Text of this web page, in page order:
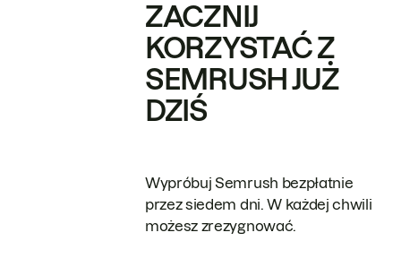
ZACZNIJ
KORZYSTAĆ Z
SEMRUSH JUŻ
DZIŚ
Wypróbuj Semrush bezpłatnie
przez siedem dni. W każdej chwili
możesz zrezygnować.